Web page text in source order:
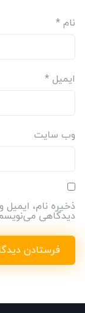
نام *
ایمیل *
وب‌ سایت
ذخیره نام، ایمیل
دیدگاهی